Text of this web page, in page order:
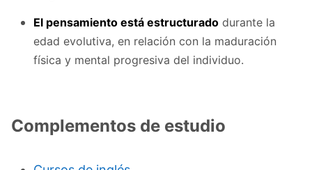
El pensamiento está estructurado durante la
edad evolutiva, en relación con la maduración
física y mental progresiva del individuo.
Complementos de estudio